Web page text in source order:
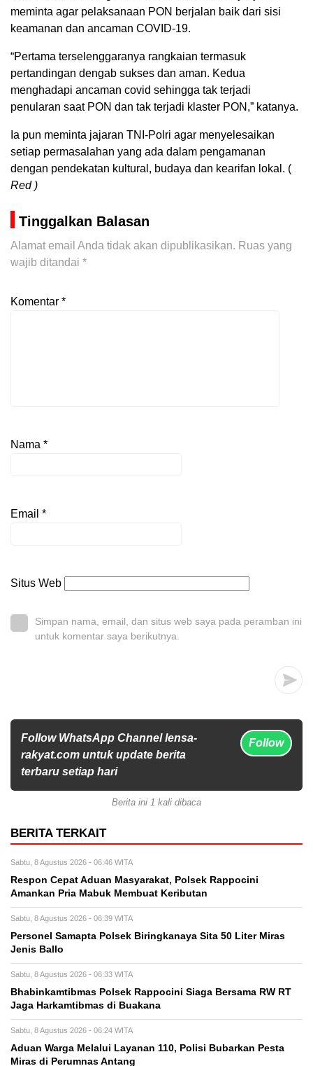
meminta agar pelaksanaan PON berjalan baik dari sisi
keamanan dan ancaman COVID-19.
“Pertama terselenggaranya rangkaian termasuk
pertandingan dengab sukses dan aman. Kedua
menghadapi ancaman covid sehingga tak terjadi
penularan saat PON dan tak terjadi klaster PON,” katanya.
Ia pun meminta jajaran TNI-Polri agar menyelesaikan
setiap permasalahan yang ada dalam pengamanan
dengan pendekatan kultural, budaya dan kearifan lokal. (
Red )
Tinggalkan Balasan
Alamat email Anda tidak akan dipublikasikan. Ruas yang
wajib ditandai *
Komentar *
Nama *
Email *
Situs Web
Simpan nama, email, dan situs web saya pada peramban ini
untuk komentar saya berikutnya.
Follow WhatsApp Channel lensa-
rakyat.com untuk update berita
terbaru setiap hari
Follow
Berita ini 1 kali dibaca
BERITA TERKAIT
Sabtu, 8 Agustus 2026 - 06:46 WITA
Respon Cepat Aduan Masyarakat, Polsek Rappocini
Amankan Pria Mabuk Membuat Keributan
Sabtu, 8 Agustus 2026 - 06:39 WITA
Personel Samapta Polsek Biringkanaya Sita 50 Liter Miras
Jenis Ballo
Sabtu, 8 Agustus 2026 - 06:33 WITA
Bhabinkamtibmas Polsek Rappocini Siaga Bersama RW RT
Jaga Harkamtibmas di Buakana
Sabtu, 8 Agustus 2026 - 06:24 WITA
Aduan Warga Melalui Layanan 110, Polisi Bubarkan Pesta
Miras di Perumnas Antang